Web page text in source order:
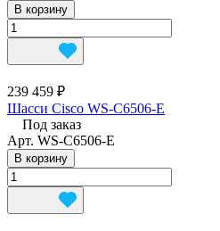
В корзину
239 459 ₽
Шасси Cisco WS-C6506-E
Под заказ
Арт. WS-C6506-E
В корзину